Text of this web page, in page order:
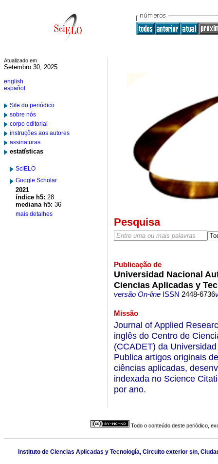
Atualizado em
Setembro 30, 2025
english
español
Site do periódico
sobre nós
corpo editorial
instruções aos autores
assinaturas
estatísticas
SciELO
Google Scholar
2021
índice h5: 28
mediana h5: 36
mais detalhes
Pesquisa
Publicação de
Universidad Nacional
Ciencias Aplicadas y
versão On-lineISSN 2448-6736
Missão
Journal of Applied
inglês do Centro de
(CCADET) da
Publica artigos originais
ciências aplicadas,
indexada no Science
por ano.
Todo o conteúdo deste periódico,
Instituto de Ciencias Aplicadas y Tecnología, Circuito exterior s/n,